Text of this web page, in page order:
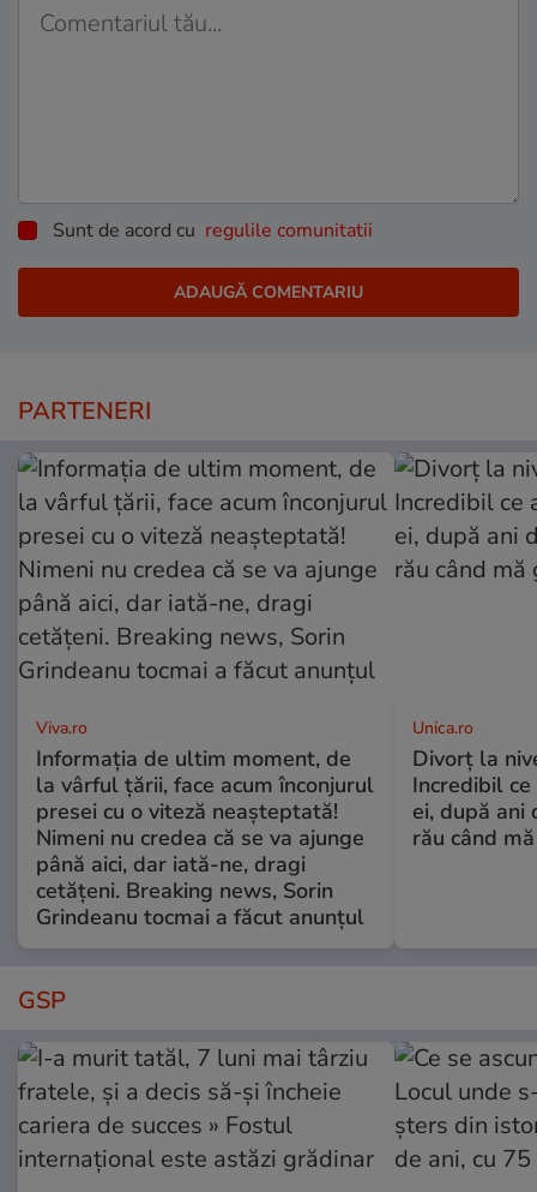
Sunt de acord cu regulile comunitatii
PARTENERI
Viva.ro
Informația de ultim moment, de
la vârful țării, face acum înconjurul
presei cu o viteză neașteptată!
Nimeni nu credea că se va ajunge
până aici, dar iată-ne, dragi
cetățeni. Breaking news, Sorin
Grindeanu tocmai a făcut anunțul
Unica.ro
Divorț la
Incredibil
ei, după ani
rău când
GSP